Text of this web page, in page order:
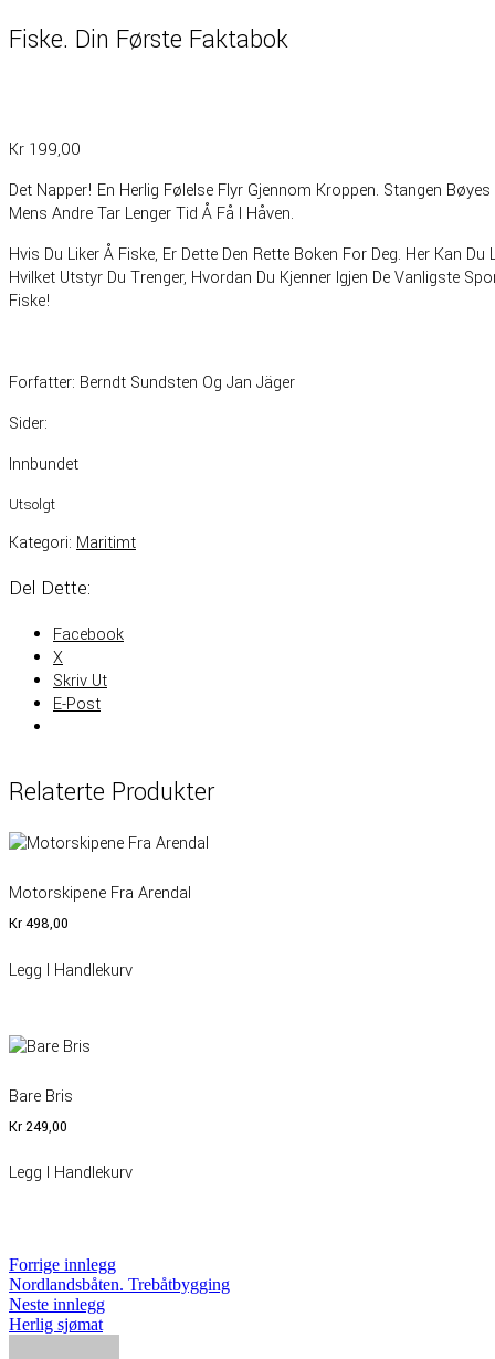
Fiske. Din Første Faktabok
Kr 199,00
Det Napper! En Herlig Følelse Flyr Gjennom Kroppen. Stangen
Mens Andre Tar Lenger Tid Å Få I Håven.
Hvis Du Liker Å Fiske, Er Dette Den Rette Boken For Deg. Her Kan
Hvilket Utstyr Du Trenger, Hvordan Du Kjenner Igjen De Vanligste
Fiske!
Forfatter: Berndt Sundsten Og Jan Jäger
Sider:
Innbundet
Utsolgt
Kategori: Maritimt
Del Dette:
Facebook
X
Skriv Ut
E-Post
Relaterte Produkter
Motorskipene Fra Arendal
Kr498,00
Legg I Handlekurv
Bare Bris
Kr249,00
Legg I Handlekurv
Innleggsnavigasjon
Forrige innleggForrige
innlegg:
Nordlandsbåten. Trebåtbygging
Neste innleggNeste
Herlig sjømat